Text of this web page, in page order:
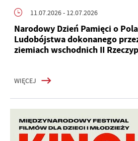
11.07.2026- 12.07.2026
Narodowy Dzień Pamięci o
Ludobójstwa dokonanego
ziemiach wschodnich II
WIĘCEJ